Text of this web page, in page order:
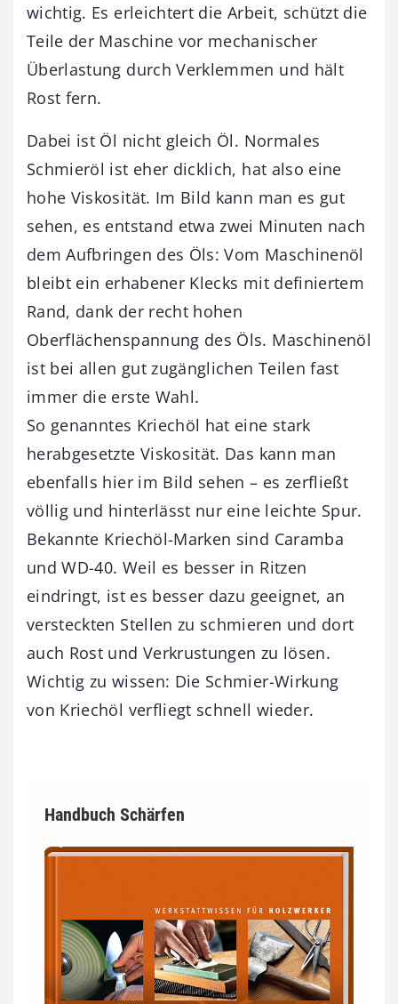
wichtig. Es erleichtert die Arbeit, schützt die
Teile der Maschine vor mechanischer
Überlastung durch Verklemmen und hält
Rost fern.
Dabei ist Öl nicht gleich Öl. Normales
Schmieröl ist eher dicklich, hat also eine
hohe Viskosität. Im Bild kann man es gut
sehen, es entstand etwa zwei Minuten nach
dem Aufbringen des Öls: Vom Maschinenöl
bleibt ein erhabener Klecks mit definiertem
Rand, dank der recht hohen
Oberflächenspannung des Öls. Maschinenöl
ist bei allen gut zugänglichen Teilen fast
immer die erste Wahl.
So genanntes Kriechöl hat eine stark
herabgesetzte Viskosität. Das kann man
ebenfalls hier im Bild sehen – es zerfließt
völlig und hinterlässt nur eine leichte Spur.
Bekannte Kriechöl-Marken sind Caramba
und WD-40. Weil es besser in Ritzen
eindringt, ist es besser dazu geeignet, an
versteckten Stellen zu schmieren und dort
auch Rost und Verkrustungen zu lösen.
Wichtig zu wissen: Die Schmier-Wirkung
von Kriechöl verfliegt schnell wieder.
Handbuch Schärfen